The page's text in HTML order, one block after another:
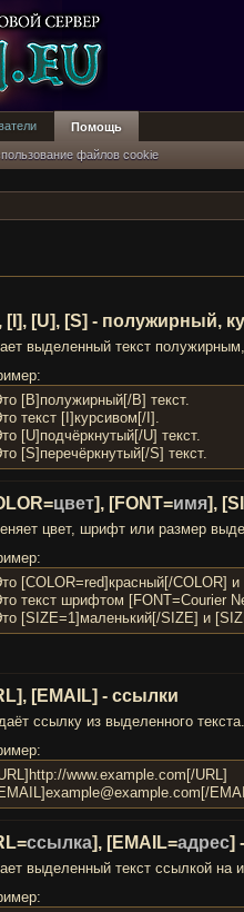
[I], [U], [S] - полужирный,
выделенный текст
[B]полужирный[/B] текст.
текст [I]курсивом[/I].
[U]подчёркнутый[/U] текст.
[S]перечёркнутый[/S] текст.
цвет], [FONT=имя],
цвет, шрифт или размер
[COLOR=red]красный[/COLOR]
текст шрифтом [FONT=Courier
[SIZE=1]маленький[/SIZE] и
[EMAIL] - ссылки
ссылку из выделенного текста.
www.example.com[/URL]
example@example.com [/
ссылка], [EMAIL=адрес]
выделенный текст ссылкой на
Помощь
файлов cookie